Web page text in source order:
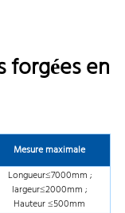
forgées en
Mesure maximale
Longueur≤7000mm ;
largeur≤2000mm ;
Hauteur ≤500mm